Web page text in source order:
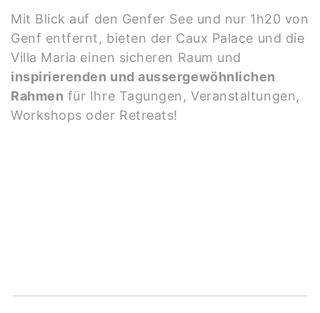
Mit Blick auf den Genfer See und nur 1h20 von
Genf entfernt, bieten der Caux Palace und die
Villa Maria einen sicheren Raum und
inspirierenden und aussergewöhnlichen
Rahmen für Ihre Tagungen, Veranstaltungen,
Workshops oder Retreats!